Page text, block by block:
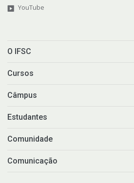
YouTube
O IFSC
Cursos
Câmpus
Estudantes
Comunidade
Comunicação